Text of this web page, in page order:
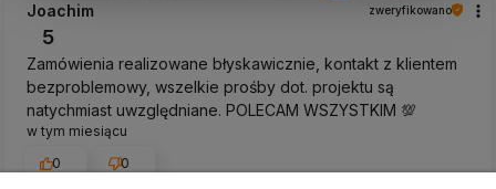
Joachim zweryfikowano
5
Zamówienia realizowane błyskawicznie, kontakt z klientem
bezproblemowy, wszelkie prośby dot. projektu są
natychmiast uwzględniane. POLECAM WSZYSTKIM 💯
w tym miesiącu
0
0